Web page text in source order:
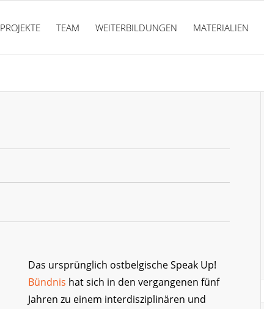
PROJEKTE TEAM WEITERBILDUNGEN MATERIALIEN
Das ursprünglich ostbelgische Speak Up!
Bündnis hat sich in den vergangenen fünf
Jahren zu einem interdisziplinären und